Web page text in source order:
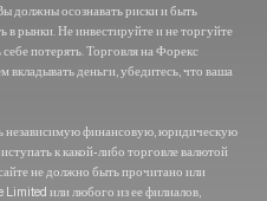
должны осознавать риски и быть
в рынки. Не инвестируйте и не торгуйте
потерять. Торговля на Форекс
вкладывать деньги, убедитесь, что ваша
независимую финансовую, юридическую
к какой-либо торговле валютой
не должно быть прочитано или
Limited или любого из ее филиалов,